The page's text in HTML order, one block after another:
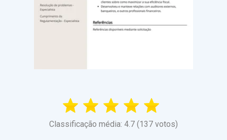
Classificação média: 4.7 (137 votos)